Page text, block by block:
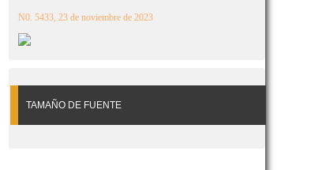
N0. 5433, 23 de noviembre de 2023
TAMAÑO DE FUENTE